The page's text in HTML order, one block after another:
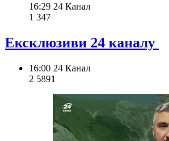
16:29 24 Канал
1 347
Ексклюзиви 24 каналу
16:00 24 Канал
2 5891